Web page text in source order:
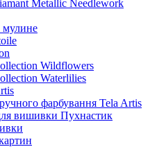
Metallic Needlework
Wildflowers
Waterlilies
фарбування Tela Artis
вишивки Пухнастик